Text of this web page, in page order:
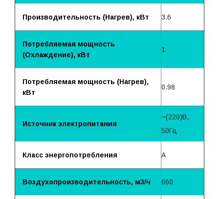
Производительность (Нагрев), кВт 3.6
Потребляемая мощность
(Охлаждение), кВт
1
Потребляемая мощность (Нагрев),
кВт
0.98
Источник электропитания
~(220)B,
50Гц
Класс энергопотребления A
Воздухопроизводительность, м3/ч 660